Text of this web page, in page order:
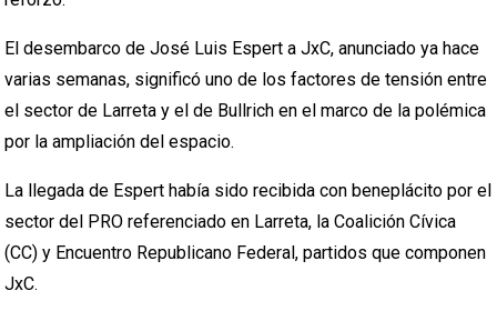
El desembarco de José Luis Espert a JxC, anunciado ya hace
varias semanas, significó uno de los factores de tensión entre
el sector de Larreta y el de Bullrich en el marco de la polémica
por la ampliación del espacio.
La llegada de Espert había sido recibida con beneplácito por el
sector del PRO referenciado en Larreta, la Coalición Cívica
(CC) y Encuentro Republicano Federal, partidos que componen
JxC.